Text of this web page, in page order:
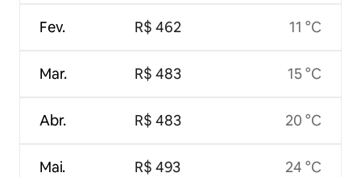
Fev.
Mar.
Abr.
Mai.
R$ 462
R$ 483
R$ 483
R$ 493
11 °C
15 °C
20 °C
24 °C